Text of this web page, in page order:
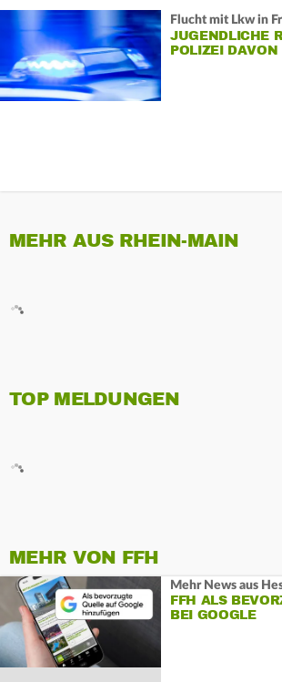
Flucht mit Lkw in
JUGENDLICHE
POLIZEI DAVON
MEHR AUS RHEIN-MAIN
TOP MELDUNGEN
MEHR VON FFH
Mehr News aus
FFH ALS
BEI GOOGLE